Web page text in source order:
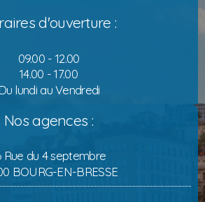
d'ouverture :
09.00 - 12.00
14.00 - 17.00
Du lundi au Vendredi
Nos agences :
Rue du 4 septembre
BOURG-EN-BRESSE